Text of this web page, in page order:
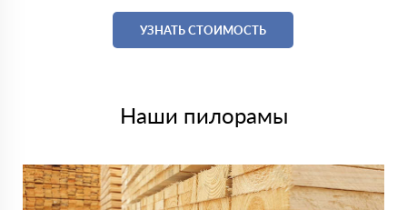
УЗНАТЬ СТОИМОСТЬ
Наши пилорамы